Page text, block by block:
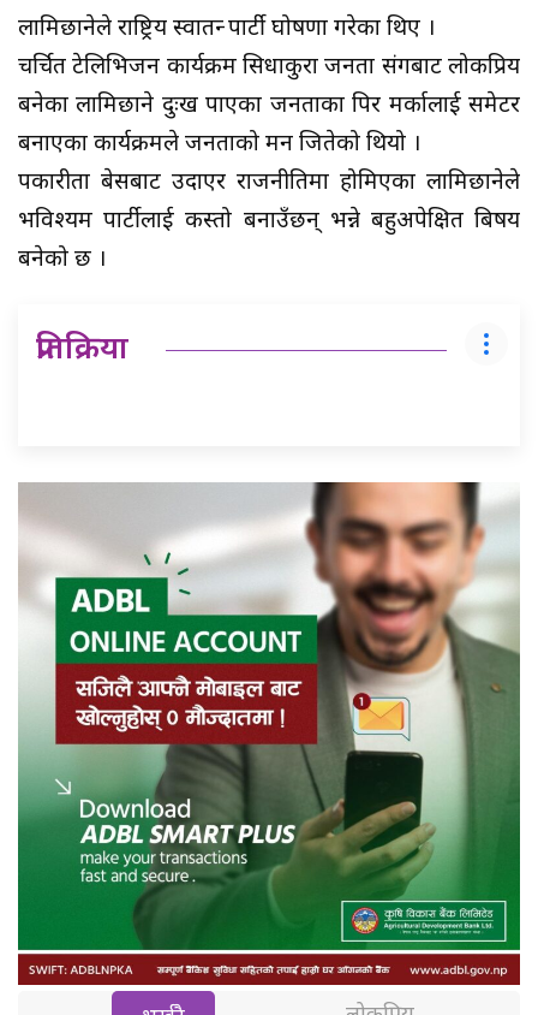
लामिछानेले राष्ट्रिय स्वातन्त्र पार्टी घोषणा गरेका थिए ।
चर्चित टेलिभिजन कार्यक्रम सिधाकुरा जनता संगबाट लोकप्रिय
बनेका लामिछाने दुःख पाएका जनताका पिर मर्कालाई समेटर
बनाएका कार्यक्रमले जनताको मन जितेको थियो ।
पत्रकारीता बेसबाट उदाएर राजनीतिमा होमिएका लामिछानेले
भविश्यम पार्टीलाई कस्तो बनाउँछन् भन्ने बहुअपेक्षित बिषय
बनेको छ ।
प्रतिक्रिया